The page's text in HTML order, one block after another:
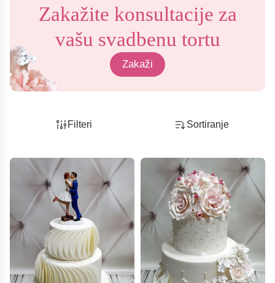
Zakažite konsultacije za
vašu svadbenu tortu
Zakaži
Filteri Sortiranje